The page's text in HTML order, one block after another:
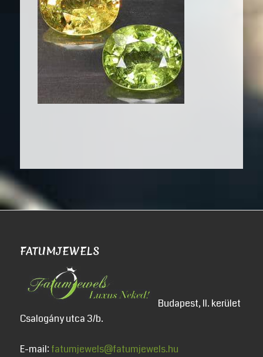
FATUMJEWELS
Budapest, II. kerület
Csalogány utca 3/b.
E-mail: fatumjewels@fatumjewels.hu